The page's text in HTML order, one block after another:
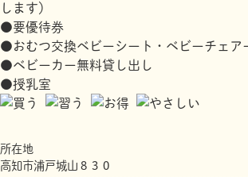
します）
●要優待券
●おむつ交換ベビーシート・ベビーチェア
●ベビーカー無料貸し出し
●授乳室
所在地
高知市浦戸城山８３０